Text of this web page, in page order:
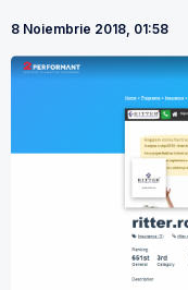
8 Noiembrie 2018, 01:58